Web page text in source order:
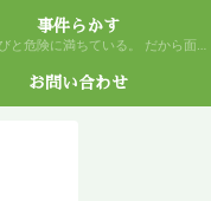
事件らかす
人生は喜びと危険に満ちている。 だから面白い。
お問い合わせ